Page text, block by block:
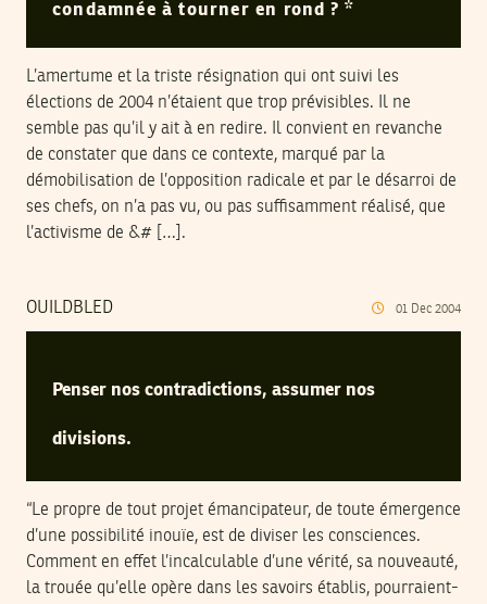
condamnée à tourner en rond ? *
L’amertume et la triste résignation qui ont suivi les
élections de 2004 n’étaient que trop prévisibles. Il ne
semble pas qu’il y ait à en redire. Il convient en revanche
de constater que dans ce contexte, marqué par la
démobilisation de l’opposition radicale et par le désarroi de
ses chefs, on n’a pas vu, ou pas suffisamment réalisé, que
l’activisme de &# […].
OUILDBLED 01 Dec 2004
Penser nos contradictions, assumer nos
divisions.
“Le propre de tout projet émancipateur, de toute émergence
d’une possibilité inouïe, est de diviser les consciences.
Comment en effet l’incalculable d’une vérité, sa nouveauté,
la trouée qu’elle opère dans les savoirs établis, pourraient-